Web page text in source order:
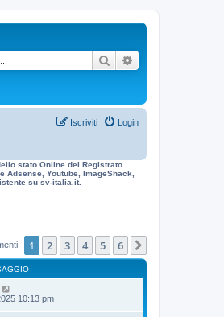
Cerca
Login
Iscriviti
stato Online del Registrato.
Youtube, ImageShack,
su sv-italia.it.
1 2 3 4 5 6
10:13 pm